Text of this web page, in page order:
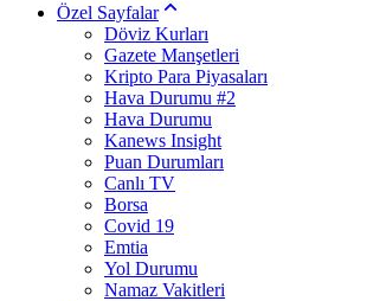
Özel Sayfalar
Döviz Kurları
Gazete Manşetleri
Kripto Para Piyasaları
Hava Durumu #2
Hava Durumu
Kanews Insight
Puan Durumları
Canlı TV
Borsa
Covid 19
Emtia
Yol Durumu
Namaz Vakitleri